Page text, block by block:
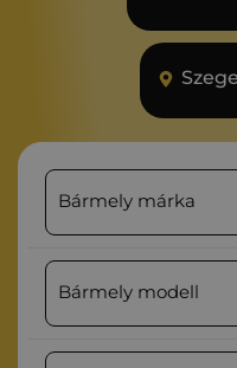
Bármely márka
Bármely modell